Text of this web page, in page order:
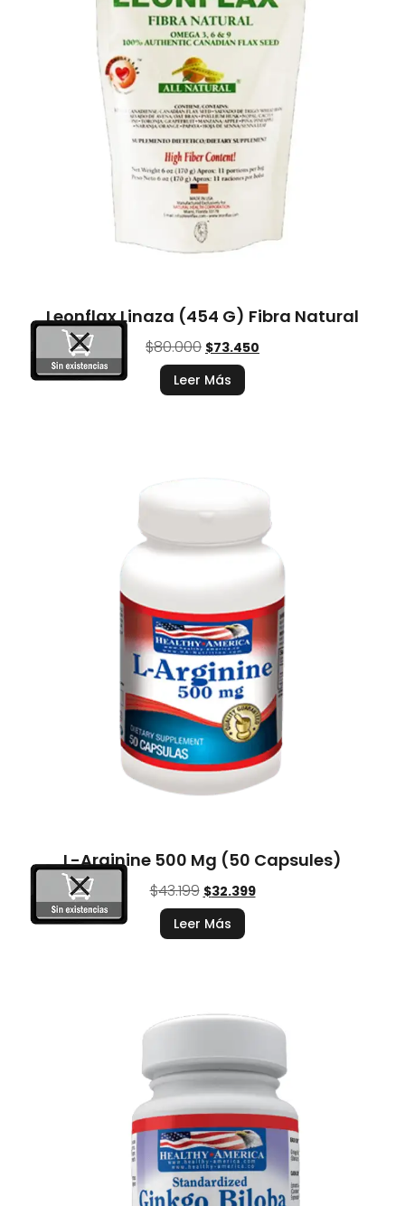
Leonflax Linaza (454 G) Fibra Natural
$80.000 $73.450
Leer Más
L-Arginine 500 Mg (50 Capsules)
$43.199 $32.399
Leer Más